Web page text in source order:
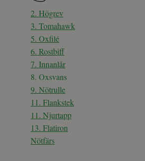
2. Högrev
3. Tomahawk
5. Oxfilé
6. Rostbiff
7. Innanlår
8. Oxsvans
9. Nötrulle
11. Flankstek
11. Njurtapp
13. Flatiron
Nötfärs